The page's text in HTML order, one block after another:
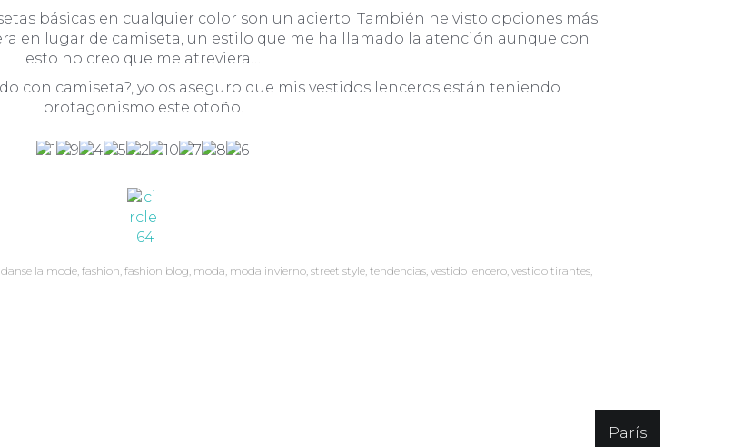
básicas en cualquier color son un acierto. También he visto opciones más
en lugar de camiseta, un estilo que me ha llamado la atención aunque con
esto no creo que me atreviera…
con camiseta?, yo os aseguro que mis vestidos lenceros están teniendo
protagonismo este otoño.
danse la mode, fashion, fashion blog, moda, moda invierno, street style, tendencias, vestido lencero, vestido tirantes,
París